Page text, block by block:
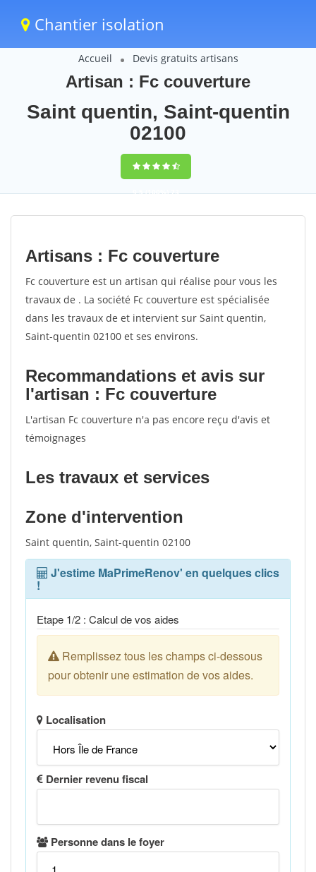
Chantier isolation
Accueil Devis gratuits artisans
Artisan : Fc couverture
Saint quentin, Saint-quentin
02100
9,5(100%)73
votes
Artisans : Fc couverture
Fc couverture est un artisan qui réalise pour vous les
travaux de . La société Fc couverture est spécialisée
dans les travaux de et intervient sur Saint quentin,
Saint-quentin 02100 et ses environs.
Recommandations et avis sur
l'artisan : Fc couverture
L'artisan Fc couverture n'a pas encore reçu d'avis et
témoignages
Les travaux et services
Zone d'intervention
Saint quentin, Saint-quentin 02100